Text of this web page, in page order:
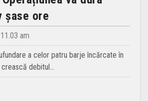
șase ore
11.03 am
a celor patru barje încărcate în
crească debitul…